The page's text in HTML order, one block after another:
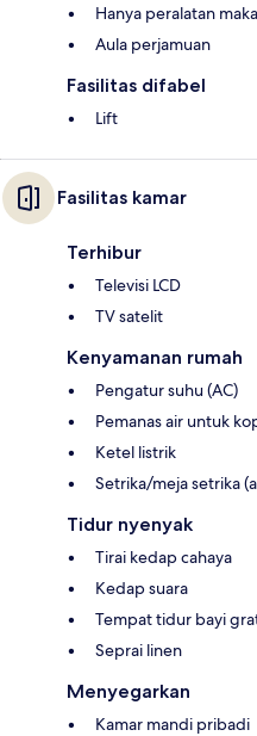
Hanya peralatan
Aula perjamuan
Fasilitas difabel
Lift
Fasilitas kamar
Terhibur
Televisi LCD
TV satelit
Kenyamanan rumah
Pengatur suhu (AC)
Pemanas air untuk
Ketel listrik
Setrika/meja setrika
Tidur nyenyak
Tirai kedap cahaya
Kedap suara
Tempat tidur bayi
Seprai linen
Menyegarkan
Kamar mandi pribadi